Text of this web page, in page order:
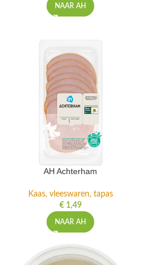
NAAR AH
AH Achterham
Kaas, vleeswaren, tapas
€1,49
NAAR AH